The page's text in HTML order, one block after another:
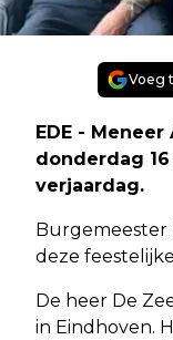
Voeg
EDE -
donderdag
verjaardag.
Burgemeester
deze
De heer De
in Eindhoven.